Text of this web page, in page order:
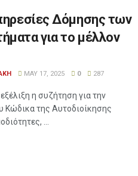
Δόμησης των
για το μέλλον
MAY 17, 2025 0 287
η συζήτηση για την
Κώδικα της Αυτοδιοίκησης
...